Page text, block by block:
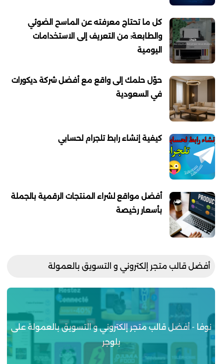
كل ما تحتاج معرفته عن الماسح الضوئي
والطابعة: من التعريف إلى الاستخدامات
اليومية
حوّل حلمك إلى واقع مع أفضل شركة ديكورات
في السعودية
كيفية إنشاء رابط تلجرام لحسابي
أفضل مواقع لشراء المنتجات الرقمية بالجملة
بأسعار رخيصة
أفضل قالب متجر إلكتروني و التسويق بالعمولة
نوفا - أفضل قالب متجر إلكتروني و التسويق بالعمولة على
بلوجر